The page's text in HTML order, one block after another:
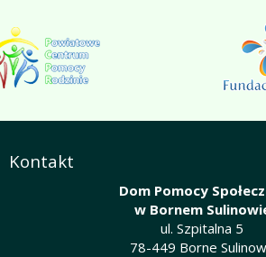
Kontakt
Dom Pomocy
w Bornem
ul. Szpitalna 5
78-449 Borne